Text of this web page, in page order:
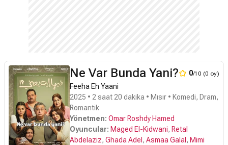
Ne Var Bunda Yani? 0/10 (0 oy)
Feeha Eh Yaani
2025 • 2 saat 20 dakika • Mısır • Komedi, Dram,
Romantik
Yönetmen: Omar Roshdy Hamed
Oyuncular: Maged El-Kidwani, Retal
Abdelaziz, Ghada Adel , Asmaa Galal , Mimi